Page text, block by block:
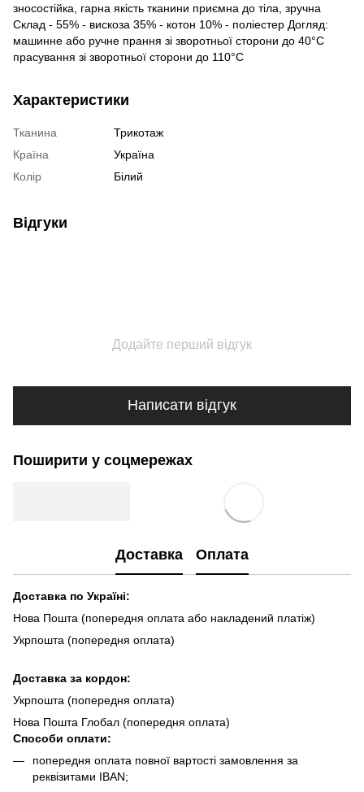
зносостійка, гарна якість тканини приємна до тіла, зручна
Склад - 55% - вискоза 35% - котон 10% - поліестер Догляд:
машинне або ручне прання зі зворотньої сторони до 40°С
прасування зі зворотньої сторони до 110°С
Характеристики
Тканина
Трикотаж
Країна
Україна
Колір
Білий
Відгуки
Додайте перший відгук
Написати відгук
Поширити у соцмережах
Доставка Оплата
Доставка по Україні:
Нова Пошта (попередня оплата або накладений платіж)
Укрпошта (попередня оплата)
Доставка за кордон:
Укрпошта (попередня оплата)
Нова Пошта Глобал (попередня оплата)
Способи оплати:
попередня оплата повної вартості замовлення за
реквізитами IBAN;